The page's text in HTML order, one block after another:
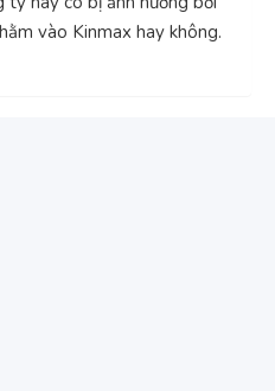
vào Kinmax hay không.